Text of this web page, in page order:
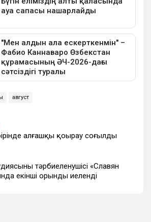
август
алғашқы қоңырау соғылды
тәрбиеленушісі «Славян
екінші орынды иеленді